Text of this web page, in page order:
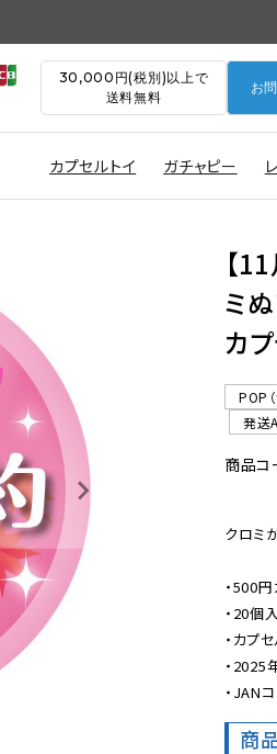
30,000円(税別)以上で
送料無料
お
カプセルトイ ガチャピー
【
ミ
カ
POP
発送A
商品コ
クロミ
・500
・20個
・カプ
・2025
・JAN
商